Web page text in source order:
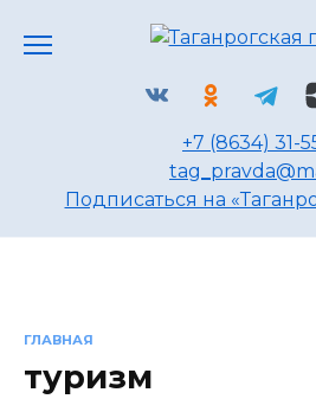
+7 (8634) 31-
Подписаться на
ГЛАВНАЯ
туризм